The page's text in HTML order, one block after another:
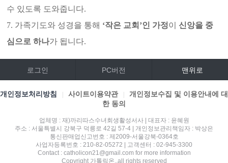
수 있도록 도와줍니다.
7. 가족기도와 성경을 통해 ‘작은 교회’인 가정이 신앙을 중
심으로 하나가 됩니다.
로그인 PC버전 맨위로
개인정보처리방침 | 사이트이용약관 |
개인정보수집 및 이용안내에 대
한 동의
업체명 : 재)까리따스수녀회생활성서사 | 대표자 : 윤혜원
주소 : 서울특별시 강북구 덕릉로 42길 57-4 | 개인정보관리책임자 : 박상은
통신판매업신고번호 : 제2009-서울강북-0364호
사업자등록번호 : 210-82-05272 | 고객센터 : 02-945-3300
Contact : catholicon21@gmail.com for more information
Copyright 가톨릭온.,all rights reserved